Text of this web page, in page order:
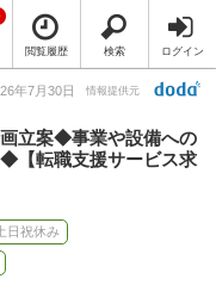
閲覧履歴 検索 ログイン
年7月30日 情報提供元
画立案◆事業や設備への
【転職支援サービス求
日祝休み